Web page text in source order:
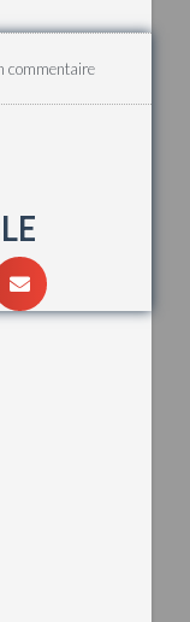
commentaire